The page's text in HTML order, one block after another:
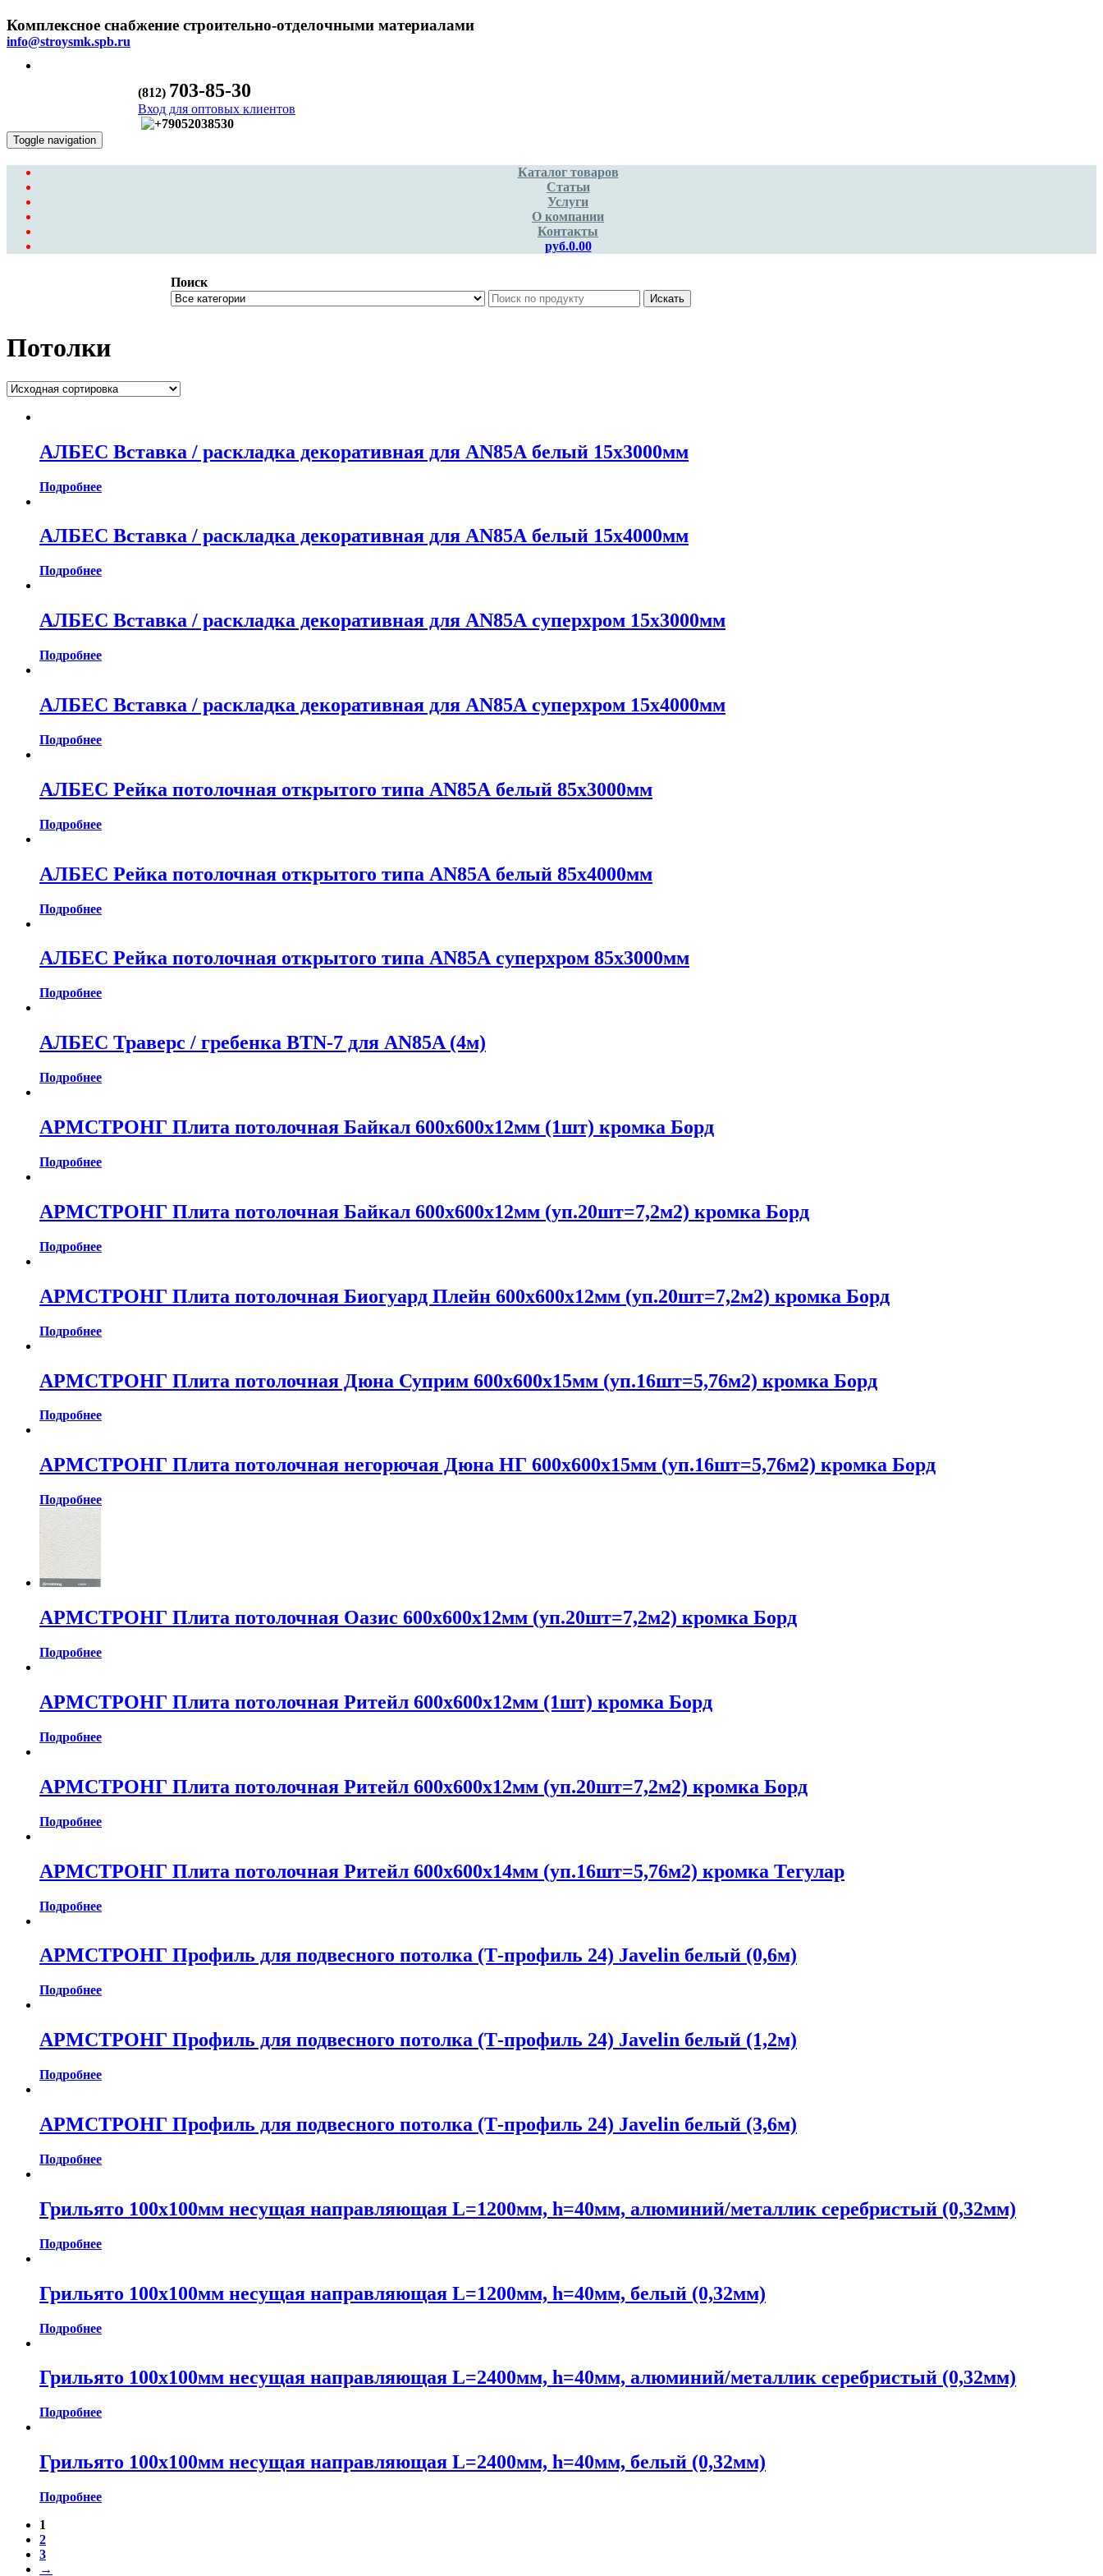
Комплексное снабжение строительно-отделочными материалами
info@stroysmk.spb.ru
(812) 703-85-30
Вход для оптовых клиентов
Toggle navigation
Каталог товаров
Статьи
Услуги
О компании
Контакты
руб.0.00
Поиск
Искать
Потолки
АЛБЕС Вставка / раскладка декоративная для AN85А белый 15х3000мм
Подробнее
АЛБЕС Вставка / раскладка декоративная для AN85А белый 15х4000мм
Подробнее
АЛБЕС Вставка / раскладка декоративная для AN85А суперхром 15х3000мм
Подробнее
АЛБЕС Вставка / раскладка декоративная для AN85А суперхром 15х4000мм
Подробнее
АЛБЕС Рейка потолочная открытого типа AN85А белый 85х3000мм
Подробнее
АЛБЕС Рейка потолочная открытого типа AN85А белый 85х4000мм
Подробнее
АЛБЕС Рейка потолочная открытого типа AN85А суперхром 85х3000мм
Подробнее
АЛБЕС Траверс / гребенка BTN-7 для AN85A (4м)
Подробнее
АРМСТРОНГ Плита потолочная Байкал 600х600х12мм (1шт) кромка Борд
Подробнее
АРМСТРОНГ Плита потолочная Байкал 600х600х12мм (уп.20шт=7,2м2) кромка Борд
Подробнее
АРМСТРОНГ Плита потолочная Биогуард Плейн 600x600x12мм (уп.20шт=7,2м2) кромка Борд
Подробнее
АРМСТРОНГ Плита потолочная Дюна Суприм 600х600х15мм (уп.16шт=5,76м2) кромка Борд
Подробнее
АРМСТРОНГ Плита потолочная негорючая Дюна НГ 600х600х15мм (уп.16шт=5,76м2) кромка Борд
Подробнее
АРМСТРОНГ Плита потолочная Оазис 600х600х12мм (уп.20шт=7,2м2) кромка Борд
Подробнее
АРМСТРОНГ Плита потолочная Ритейл 600х600х12мм (1шт) кромка Борд
Подробнее
АРМСТРОНГ Плита потолочная Ритейл 600х600х12мм (уп.20шт=7,2м2) кромка Борд
Подробнее
АРМСТРОНГ Плита потолочная Ритейл 600х600х14мм (уп.16шт=5,76м2) кромка Тегулар
Подробнее
АРМСТРОНГ Профиль для подвесного потолка (Т-профиль 24) Javelin белый (0,6м)
Подробнее
АРМСТРОНГ Профиль для подвесного потолка (Т-профиль 24) Javelin белый (1,2м)
Подробнее
АРМСТРОНГ Профиль для подвесного потолка (Т-профиль 24) Javelin белый (3,6м)
Подробнее
Грильято 100х100мм несущая направляющая L=1200мм, h=40мм, алюминий/металлик серебристый (0,32мм)
Подробнее
Грильято 100х100мм несущая направляющая L=1200мм, h=40мм, белый (0,32мм)
Подробнее
Грильято 100х100мм несущая направляющая L=2400мм, h=40мм, алюминий/металлик серебристый (0,32мм)
Подробнее
Грильято 100х100мм несущая направляющая L=2400мм, h=40мм, белый (0,32мм)
Подробнее
1
2
3
→